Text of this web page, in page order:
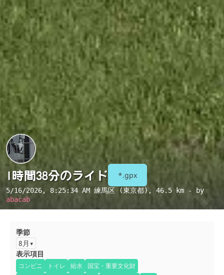
1時間38分のライド *.gpx
5/16/2026, 8:25:34 AM 練馬区 (東京都) , 46.5 km - by
abacab
季節
8月
表示項目
コンビニ トイレ 給水
国宝・重要文化財